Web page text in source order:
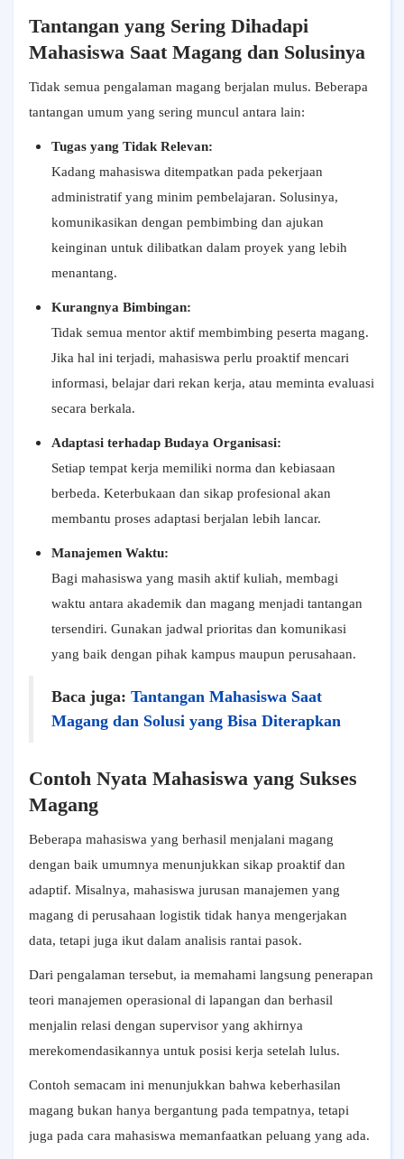
Tantangan yang Sering Dihadapi
Mahasiswa Saat Magang dan Solusinya
Tidak semua pengalaman magang berjalan mulus. Beberapa
tantangan umum yang sering muncul antara lain:
Tugas yang Tidak Relevan:
Kadang mahasiswa ditempatkan pada pekerjaan
administratif yang minim pembelajaran. Solusinya,
komunikasikan dengan pembimbing dan ajukan
keinginan untuk dilibatkan dalam proyek yang lebih
menantang.
Kurangnya Bimbingan:
Tidak semua mentor aktif membimbing peserta magang.
Jika hal ini terjadi, mahasiswa perlu proaktif mencari
informasi, belajar dari rekan kerja, atau meminta evaluasi
secara berkala.
Adaptasi terhadap Budaya Organisasi:
Setiap tempat kerja memiliki norma dan kebiasaan
berbeda. Keterbukaan dan sikap profesional akan
membantu proses adaptasi berjalan lebih lancar.
Manajemen Waktu:
Bagi mahasiswa yang masih aktif kuliah, membagi
waktu antara akademik dan magang menjadi tantangan
tersendiri. Gunakan jadwal prioritas dan komunikasi
yang baik dengan pihak kampus maupun perusahaan.
Baca juga: Tantangan Mahasiswa Saat
Magang dan Solusi yang Bisa Diterapkan
Contoh Nyata Mahasiswa yang Sukses
Magang
Beberapa mahasiswa yang berhasil menjalani magang
dengan baik umumnya menunjukkan sikap proaktif dan
adaptif. Misalnya, mahasiswa jurusan manajemen yang
magang di perusahaan logistik tidak hanya mengerjakan
data, tetapi juga ikut dalam analisis rantai pasok.
Dari pengalaman tersebut, ia memahami langsung penerapan
teori manajemen operasional di lapangan dan berhasil
menjalin relasi dengan supervisor yang akhirnya
merekomendasikannya untuk posisi kerja setelah lulus.
Contoh semacam ini menunjukkan bahwa keberhasilan
magang bukan hanya bergantung pada tempatnya, tetapi
juga pada cara mahasiswa memanfaatkan peluang yang ada.